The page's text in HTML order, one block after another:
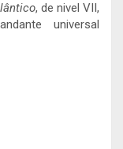
, de nivel VII,
universal